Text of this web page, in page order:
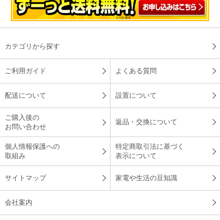
カテゴリから探す
ご利用ガイド よくある質問
配送について 設置について
ご購入後の
お問い合わせ
返品・交換について
個人情報保護への
取組み
特定商取引法に基づく
表示について
サイトマップ 家電や生活の豆知識
会社案内